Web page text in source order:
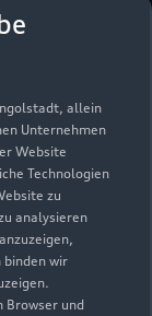
allein
Unternehmen
Website
Technologien
zu
analysieren
wir
Browser und
07:15
08:30